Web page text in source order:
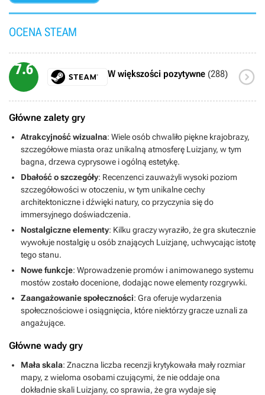
OCENA STEAM
7.6 W większości pozytywne (288) 
Główne zalety gry
Atrakcyjność wizualna: Wiele osób chwaliło piękne krajobrazy,
szczegółowe miasta oraz unikalną atmosferę Luizjany, w tym
bagna, drzewa cyprysowe i ogólną estetykę.
Dbałość o szczegóły: Recenzenci zauważyli wysoki poziom
szczegółowości w otoczeniu, w tym unikalne cechy
architektoniczne i dźwięki natury, co przyczynia się do
immersyjnego doświadczenia.
Nostalgiczne elementy: Kilku graczy wyraziło, że gra skutecznie
wywołuje nostalgię u osób znających Luizjanę, uchwycając istotę
tego stanu.
Nowe funkcje: Wprowadzenie promów i animowanego systemu
mostów zostało docenione, dodając nowe elementy rozgrywki.
Zaangażowanie społeczności: Gra oferuje wydarzenia
społecznościowe i osiągnięcia, które niektórzy gracze uznali za
angażujące.
Główne wady gry
Mała skala: Znaczna liczba recenzji krytykowała mały rozmiar
mapy, z wieloma osobami czującymi, że nie oddaje ona
dokładnie skali Luizjany, co sprawia, że gra wydaje się